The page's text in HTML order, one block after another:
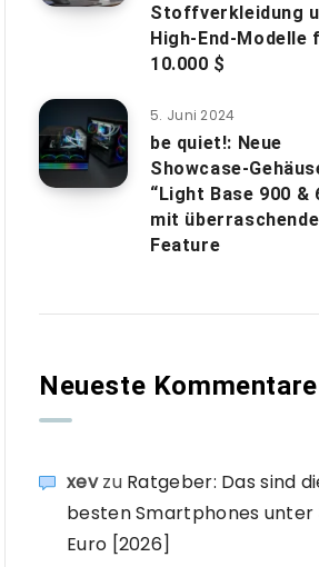
Stoffverkleidung
High-End-Modelle
10.000 $
5. Juni 2024
be quiet!: Neue
Showcase-
“Light Base 900 &
mit
Feature
Neueste Kommentare
xevzu Ratgeber: Das sind
besten Smartphones unter
Euro [2026]